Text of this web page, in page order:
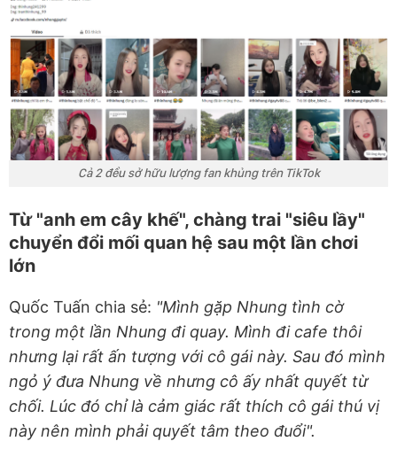
Cả 2 đều sở hữu lượng fan khủng trên TikTok
Từ "anh em cây khế", chàng trai "siêu lầy"
chuyển đổi mối quan hệ sau một lần chơi
lớn
Quốc Tuấn chia sẻ: "Mình gặp Nhung tình cờ
trong một lần Nhung đi quay. Mình đi cafe thôi
nhưng lại rất ấn tượng với cô gái này. Sau đó mình
ngỏ ý đưa Nhung về nhưng cô ấy nhất quyết từ
chối. Lúc đó chỉ là cảm giác rất thích cô gái thú vị
này nên mình phải quyết tâm theo đuổi".